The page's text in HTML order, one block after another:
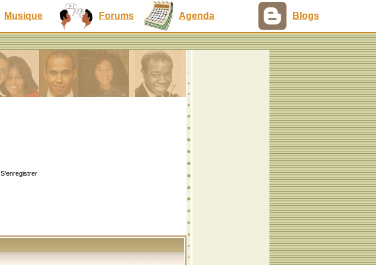
Musique Forums Agenda Blogs
S'enregistrer